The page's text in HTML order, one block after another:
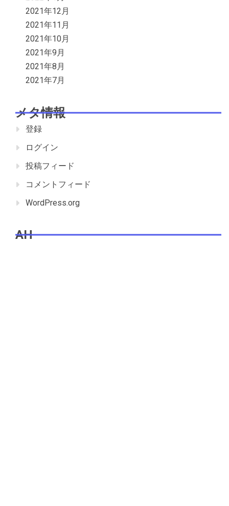
2021年12月
2021年11月
2021年10月
2021年9月
2021年8月
2021年7月
メタ情報
登録
ログイン
投稿フィード
コメントフィード
WordPress.org
AH